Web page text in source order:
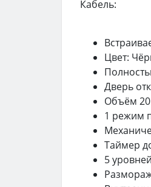
Кабель:
Цвет:
Дверь
Объём
1 режим
Таймер
5